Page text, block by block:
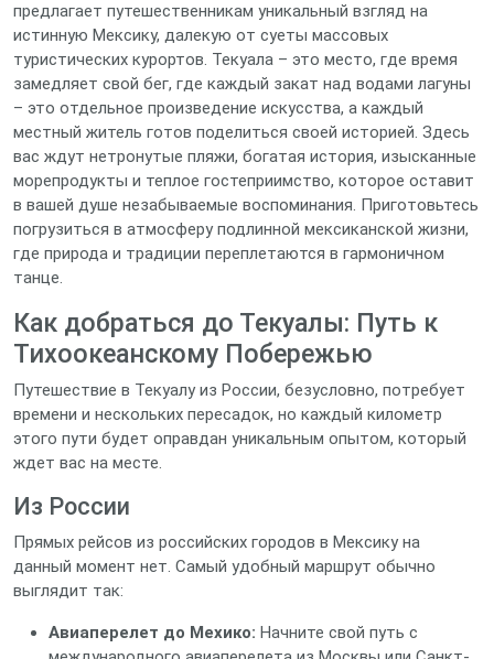
предлагает путешественникам уникальный взгляд на
истинную Мексику, далекую от суеты массовых
туристических курортов. Текуала – это место, где время
замедляет свой бег, где каждый закат над водами лагуны
– это отдельное произведение искусства, а каждый
местный житель готов поделиться своей историей. Здесь
вас ждут нетронутые пляжи, богатая история, изысканные
морепродукты и теплое гостеприимство, которое оставит
в вашей душе незабываемые воспоминания. Приготовьтесь
погрузиться в атмосферу подлинной мексиканской жизни,
где природа и традиции переплетаются в гармоничном
танце.
Как добраться до Текуалы: Путь к
Тихоокеанскому Побережью
Путешествие в Текуалу из России, безусловно, потребует
времени и нескольких пересадок, но каждый километр
этого пути будет оправдан уникальным опытом, который
ждет вас на месте.
Из России
Прямых рейсов из российских городов в Мексику на
данный момент нет. Самый удобный маршрут обычно
выглядит так:
Авиаперелет до Мехико: Начните свой путь с